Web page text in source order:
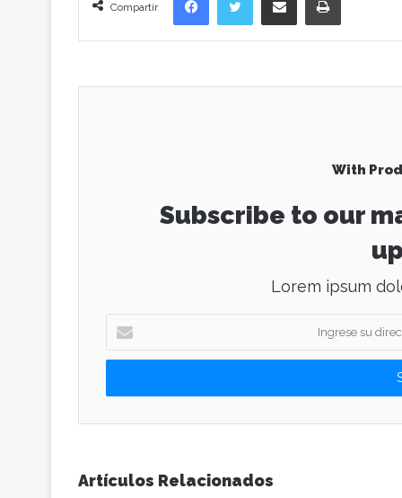
Compartir
With
Subscribe to our
Lorem ipsum
g
e
u
Artículos Relacionados